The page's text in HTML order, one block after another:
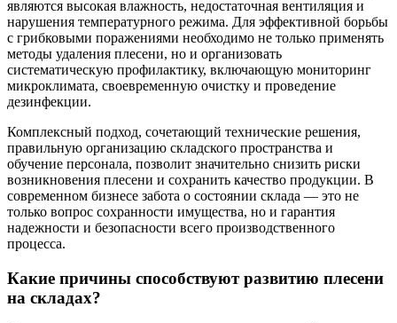
являются высокая влажность, недостаточная вентиляция и
нарушения температурного режима. Для эффективной борьбы
с грибковыми поражениями необходимо не только применять
методы удаления плесени, но и организовать
систематическую профилактику, включающую мониторинг
микроклимата, своевременную очистку и проведение
дезинфекции.
Комплексный подход, сочетающий технические решения,
правильную организацию складского пространства и
обучение персонала, позволит значительно снизить риски
возникновения плесени и сохранить качество продукции. В
современном бизнесе забота о состоянии склада — это не
только вопрос сохранности имущества, но и гарантия
надежности и безопасности всего производственного
процесса.
Какие причины способствуют развитию плесени
на складах?